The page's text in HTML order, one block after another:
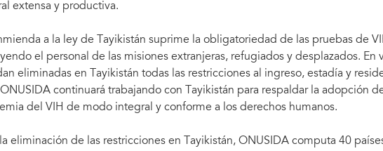
extensa y productiva.
a la ley de Tayikistán suprime la obligatoriedad de las pruebas de
el personal de las misiones extranjeras, refugiados y desplazados. En
eliminadas en Tayikistán todas las restricciones al ingreso, estadía y
continuará trabajando con Tayikistán para respaldar la adopción
del VIH de modo integral y conforme a los derechos humanos.
eliminación de las restricciones en Tayikistán, ONUSIDA computa 40